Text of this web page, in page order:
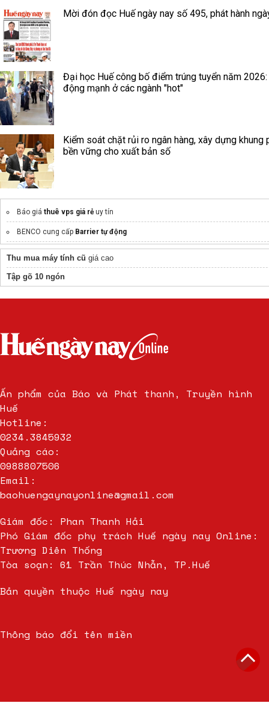
Mời đón đọc Huế ngày nay số 495, phát hành
Đại học Huế công bố điểm trúng tuyển năm 2026:
động mạnh ở các ngành "hot"
Kiểm soát chặt rủi ro ngân hàng, xây dựng khung
bền vững cho xuất bản số
Báo giá thuê vps giá rẻuy tín
BENCO cung cấp Barrier tự động
Giá máy photocopy
Hệ thống dms
Thu mua máy tính cũ giá cao
Tập gõ 10 ngón
Ấn phẩm của Báo và Phát thanh, Truyền hình
Huế
Hotline:
0234.3845932
Quảng cáo:
0988807506
Email:
baohuengaynayonline@gmail.com
Giám đốc: Phan Thanh Hải
Phó Giám đốc phụ trách Huế ngày nay Online:
Trương Diên Thống
Tòa soạn: 61 Trần Thúc Nhẫn, TP.Huế
Bản quyền thuộc Huế ngày nay
Thông báo đổi tên miền